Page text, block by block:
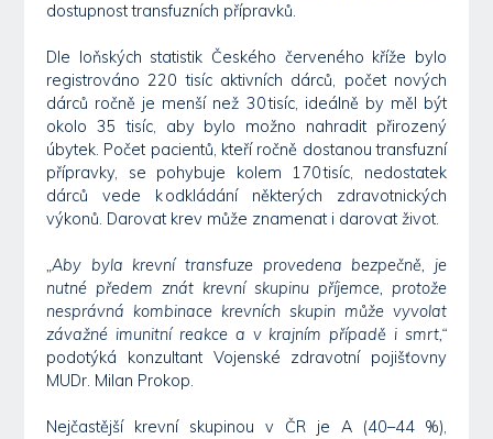
dostupnost transfuzních přípravků.
Dle loňských statistik Českého červeného kříže bylo
registrováno 220 tisíc aktivních dárců, počet nových
dárců ročně je menší než 30 tisíc, ideálně by měl být
okolo 35 tisíc, aby bylo možno nahradit přirozený
úbytek. Počet pacientů, kteří ročně dostanou transfuzní
přípravky, se pohybuje kolem 170 tisíc, nedostatek
dárců vede k odkládání některých zdravotnických
výkonů. Darovat krev může znamenat i darovat život.
„Aby byla krevní transfuze provedena bezpečně, je
nutné předem znát krevní skupinu příjemce, protože
nesprávná kombinace krevních skupin může vyvolat
závažné imunitní reakce a v krajním případě i smrt,“
podotýká konzultant Vojenské zdravotní pojišťovny
MUDr. Milan Prokop.
Nejčastější krevní skupinou v ČR je A (40–44 %),